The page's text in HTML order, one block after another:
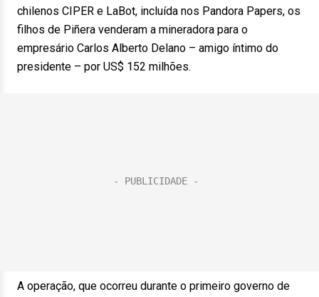
chilenos CIPER e LaBot, incluída nos Pandora Papers, os
filhos de Piñera venderam a mineradora para o
empresário Carlos Alberto Delano – amigo íntimo do
presidente – por US$ 152 milhões.
A operação, que ocorreu durante o primeiro governo de